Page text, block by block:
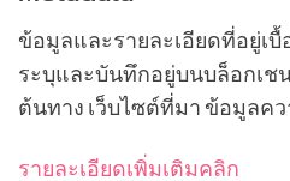
ข้อมูลและรายละเอียดที่อยู่เบื้
ระบุและบันทึกอยู่บนบล็อกเช
ต้นทาง เว็บไซต์ที่มา ข้อมูลคว
รายละเอียดเพิ่มเติมคลิก